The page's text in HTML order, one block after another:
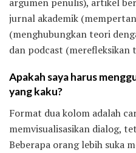
jurnal akademik
(menghubungkan teori
dan podcast (merefleksikan
Apakah saya harus
yang kaku?
Format dua kolom adalah
memvisualisasikan dialog,
Beberapa orang lebih suka